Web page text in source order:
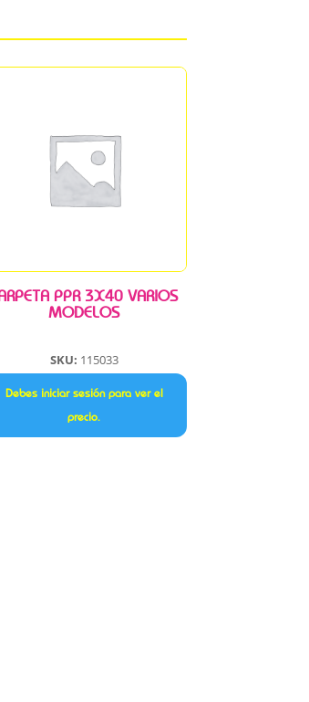
PPR 3X40 VARIOS
MODELOS
SKU: 115033
Debes iniciar sesión para ver el
precio.